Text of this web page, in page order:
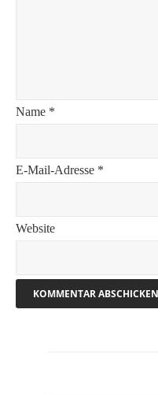
Name *
E-Mail-Adresse *
Website